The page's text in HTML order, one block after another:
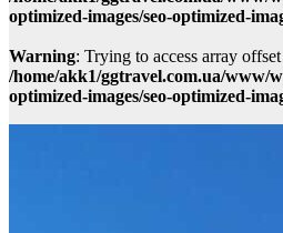
optimized-images/seo-optimized-
Warning: Trying to access array
/home/akk1/ggtravel.com.ua/www/
optimized-images/seo-optimized-